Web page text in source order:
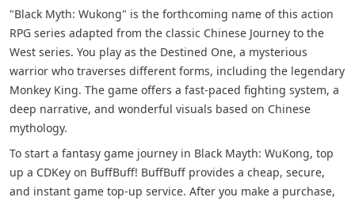
"Black Myth: Wukong" is the forthcoming name of this action
RPG series adapted from the classic Chinese Journey to the
West series. You play as the Destined One, a mysterious
warrior who traverses different forms, including the legendary
Monkey King. The game offers a fast-paced fighting system, a
deep narrative, and wonderful visuals based on Chinese
mythology.
To start a fantasy game journey in Black Mayth: WuKong, top
up a CDKey on BuffBuff! BuffBuff provides a cheap, secure,
and instant game top-up service. After you make a purchase,